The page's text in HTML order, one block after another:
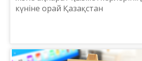
күніне орай Қазақстан
«Мемлекеттік тіл ...